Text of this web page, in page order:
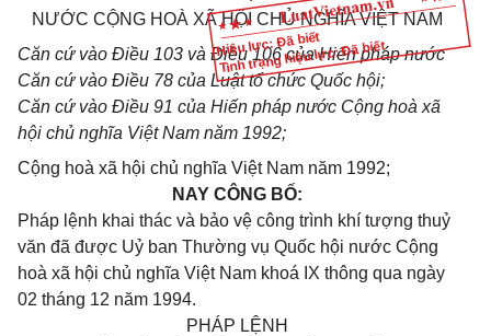
Hiệu lực: Đã biết
Tình trạng hiệu lực: Đã biết
NƯỚC CỘNG HOÀ XÃ HỘI CHỦ NGHĨA VIỆT NAM
Căn cứ vào Điều 103 và Điều 106 của Hiến pháp nước
Căn cứ vào Điều 78 của Luật tổ chức Quốc hội;
Căn cứ vào Điều 91 của Hiến pháp nước Cộng hoà xã
hội chủ nghĩa Việt Nam năm 1992;
Cộng hoà xã hội chủ nghĩa Việt Nam năm 1992;
NAY CÔNG BỐ:
Pháp lệnh khai thác và bảo vệ công trình khí tượng thuỷ
văn đã được Uỷ ban Thường vụ Quốc hội nước Cộng
hoà xã hội chủ nghĩa Việt Nam khoá IX thông qua ngày
02 tháng 12 năm 1994.
PHÁP LỆNH